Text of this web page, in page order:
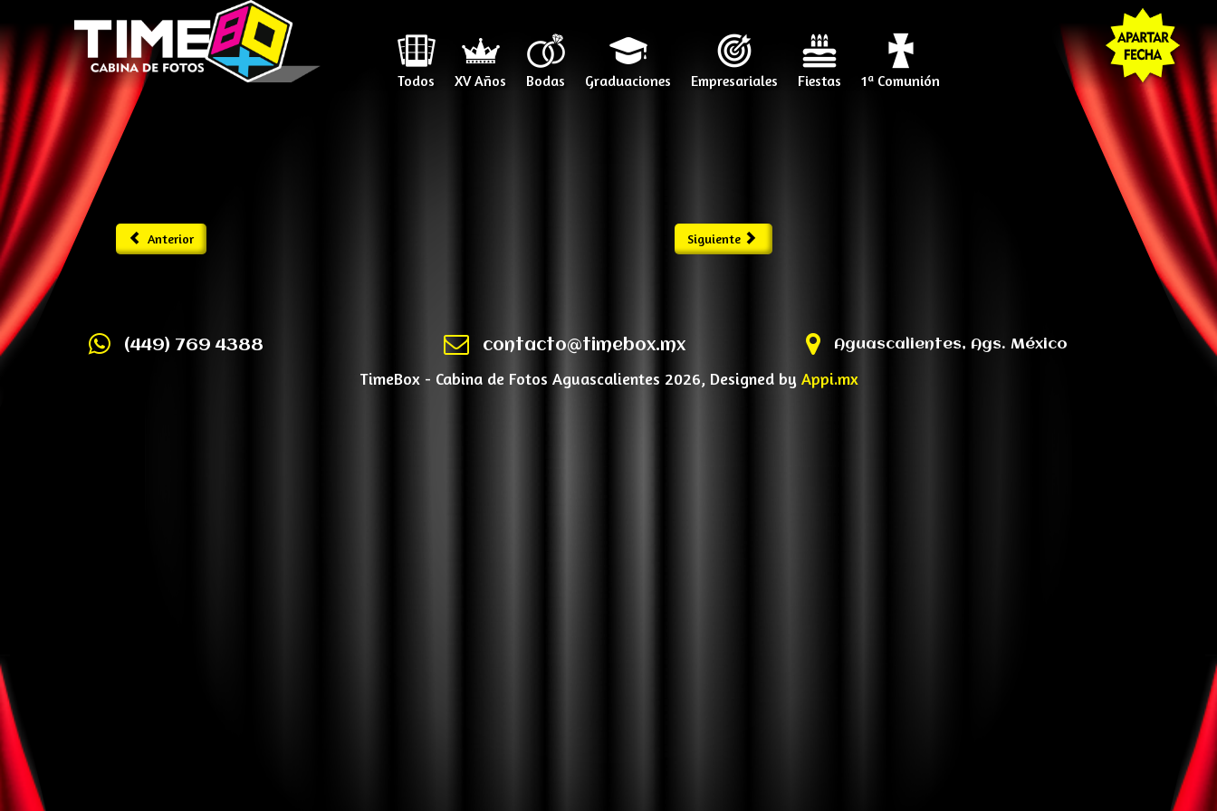
Todos XV Años Bodas Graduaciones Empresariales Fiestas 1ª Comunión
Anterior Siguiente
(449) 769 4388 contacto@timebox.mx Aguascalientes, Ags. México
TimeBox - Cabina de Fotos Aguascalientes 2026, Designed by Appi.mx